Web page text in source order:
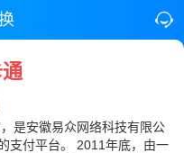
是安徽易众网络科技有限公
支付平台。 2011年底，由一